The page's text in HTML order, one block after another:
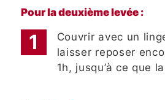
Pour la deuxième levée :
Couvrir avec un
laisser reposer
1h, jusqu’à ce que